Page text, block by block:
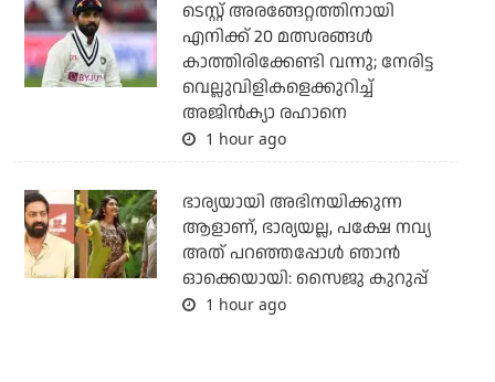
ടെസ്റ്റ് അരങ്ങേറ്റത്തിനായി
എനിക്ക് 20 മത്സരങ്ങള്‍
കാത്തിരിക്കേണ്ടി വന്നു; നേരിട്ട
വെല്ലുവിളികളെക്കുറിച്ച്
അജിന്‍ക്യാ രഹാനെ
1 hour ago
ഭാര്യയായി അഭിനയിക്കുന്ന
ആളാണ്, ഭാര്യയല്ല, പക്ഷേ നവ്യ
അത് പറഞ്ഞപ്പോള്‍ ഞാന്‍
ഓക്കെയായി: സൈജു കുറുപ്പ്
1 hour ago